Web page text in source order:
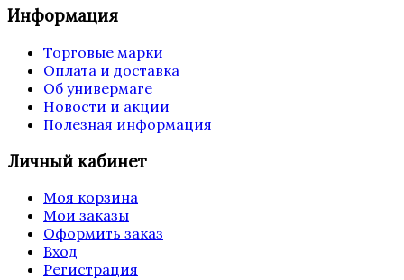
Информация
Торговые марки
Оплата и доставка
Об универмаге
Новости и акции
Полезная информация
Личный кабинет
Моя корзина
Мои заказы
Оформить заказ
Вход
Регистрация